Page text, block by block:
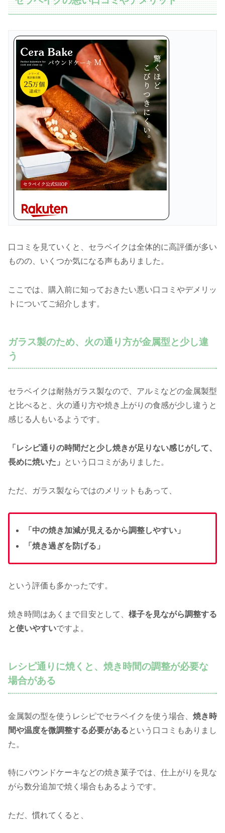
口コミを見ていくと、セラベイクは全体的に高評価が多い
ものの、いくつか気になる声もありました。
ここでは、購入前に知っておきたい悪い口コミやデメリッ
トについてご紹介します。
ガラス製のため、火の通り方が金属型と少し違
う
セラベイクは耐熱ガラス製なので、アルミなどの金属製型
と比べると、火の通り方や焼き上がりの食感が少し違うと
感じる人もいるようです。
「レシピ通りの時間だと少し焼きが足りない感じがして、
長めに焼いた」
という口コミがありました。
ただ、ガラス製ならではのメリットもあって、
「中の焼き加減が見えるから調整しやすい」
「焼き過ぎを防げる」
という評価も多かったです。
焼き時間はあくまで目安として、 様子を見ながら調整する
と使いやすいですよ。
レシピ通りに焼くと、焼き時間の調整が必要な
場合がある
金属製の型を使うレシピでセラベイクを使う場合、 焼き時
間や温度を微調整する必要があるという口コミもありまし
た。
特にパウンドケーキなどの焼き菓子では、仕上がりを見な
がら数分追加で焼く場合もあるようです。
ただ、慣れてくると、